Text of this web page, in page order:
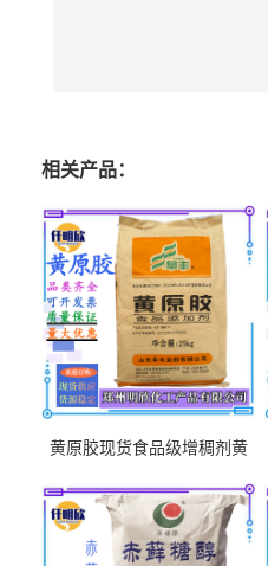
相关产品：
黄原胶现货食品级增稠剂黄
中轩黄原胶